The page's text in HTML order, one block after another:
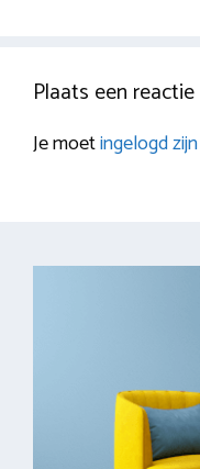
Plaats een reactie
Je moetingelogd